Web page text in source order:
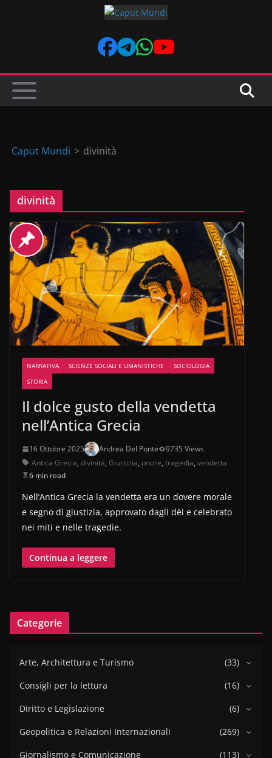
Caput Mundi > divinità
divinità
NARRATIVA SCIENZE SOCIALI E UMANISTICHE
SOCIOLOGIA
STORIA
Il dolce gusto della vendetta
nell’Antica Grecia
16 Ottobre 2025 Andrea Del Ponte
9735 Views
Antica Grecia, divinità, Giustizia, onore, tragedia, vendetta
6 min read
Nell’Antica Grecia la vendetta era un dovere morale
e segno di giustizia, approvato dagli dèi e celebrato
nei miti e nelle tragedie.
Continua a leggere
Categorie
Arte, Architettura e Turismo
(33)
Consigli per la lettura
(16)
Diritto e Legislazione
(6)
Geopolitica e Relazioni Internazionali
(269)
Giornalismo e Comunicazione
(113)